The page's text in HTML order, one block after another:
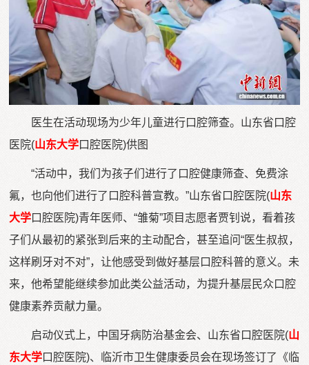
医生在活动现场为少年儿童进行口腔筛查。山东省口腔
医院(山东大学口腔医院)供图
“活动中，我们为孩子们进行了口腔健康筛查、免费涂
氟，也向他们进行了口腔科普宣教。”山东省口腔医院(山东
大学口腔医院)青年医师、“雏菊”项目志愿者贾钊说，看着孩
子们从最初的紧张到后来的主动配合，甚至追问“医生叔叔，
这样刷牙对不对”，让他感受到做好基层口腔科普的意义。未
来，他希望能继续参加此类公益活动，为提升基层民众口腔
健康素养贡献力量。
启动仪式上，中国牙病防治基金会、山东省口腔医院(山
东大学口腔医院)、临沂市卫生健康委员会在现场签订了《临